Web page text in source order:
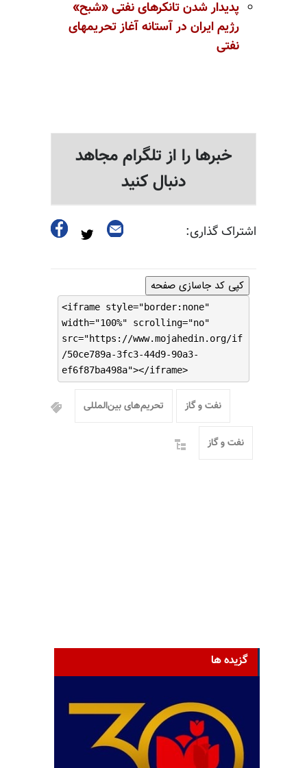
پدیدارشدنتانکرهاینفتی«شبح»
رژیمایران درآستانهآغازتحریمهای
نفتی
خبرها را از تلگرام مجاهد
دنبال کنید
اشتراک گذاری:
کپی کد جاسازی صفحه
<iframe style="border:none"
width="100%" scrolling="no"
src="https://www.mojahedin.org/if
/50ce789a-3fc3-44d9-90a3-
ef6f87ba498a"></iframe>
نفت و گاز تحریم‌های بین‌المللی
نفت و گاز
گزیده ها